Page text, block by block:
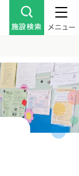
施設検索 メニュー